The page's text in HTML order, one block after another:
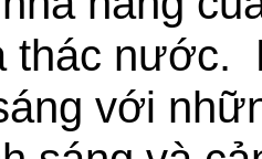
thác nước.
với